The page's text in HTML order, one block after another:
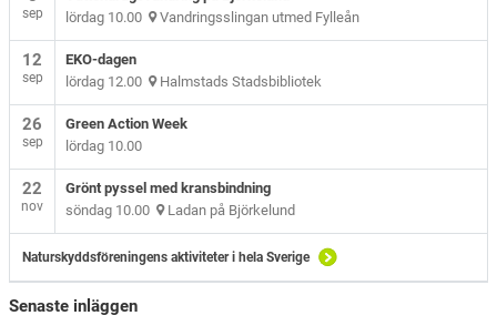
sep
lördag 10.00 Vandringsslingan utmed Fylleån
12
sep
EKO-dagen
lördag 12.00 Halmstads Stadsbibliotek
26
sep
Green Action Week
lördag 10.00
22
nov
Grönt pyssel med kransbindning
söndag 10.00 Ladan på Björkelund
Naturskyddsföreningens aktiviteter i hela Sverige
Senaste inläggen